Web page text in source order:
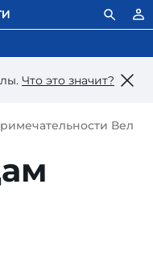
Что это значит?